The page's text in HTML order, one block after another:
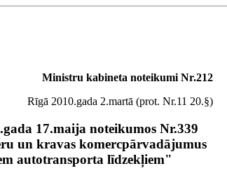
Ministru kabineta noteikumi Nr.212
Rīgā 2010.gada 2.martā (prot. Nr.11 20.§)
17.maija noteikumos Nr.339
un kravas komercpārvadājumus
autotransporta līdzekļiem"